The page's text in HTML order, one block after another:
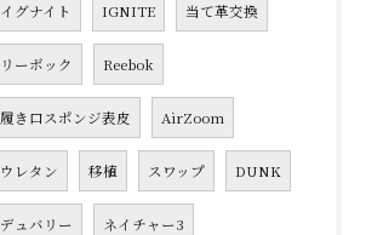
イグナイト IGNITE 当て革交換
リーボック Reebok
履き口スポンジ表皮 AirZoom
ウレタン 移植 スワップ DUNK
デュバリー ネイチャー3